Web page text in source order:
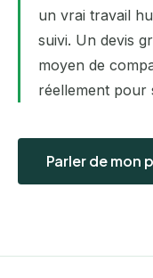
un vrai travail
suivi. Un devis
moyen de
réellement pour
Parler de mon